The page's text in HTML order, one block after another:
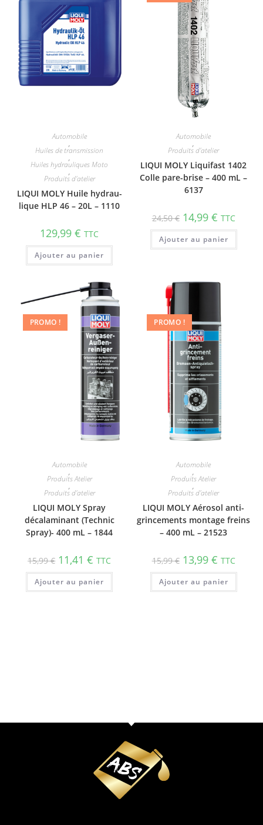
Automobile
,
Huiles de transmission
,
Huiles hydrauliques Moto
,
Produits d'atelier
LIQUI MOLY Huile hydrau­
lique HLP 46 – 20L – 1110
129,99€ TTC
Ajouter au panier
Automobile
,
Produits d'atelier
LIQUI MOLY Liquifast 1402
Colle pare-brise – 400 mL –
6137
24,50€ 14,99 € TTC
Ajouter au panier
PROMO !
Automobile
,
Produits Atelier
,
Produits d'atelier
LIQUI MOLY Spray
décalaminant (Technic
Spray)- 400 mL – 1844
15,99€ 11,41€ TTC
Ajouter au panier
PROMO !
Automobile
,
Produits Atelier
,
Produits d'atelier
LIQUI MOLY Aérosol anti-​
grin­ce­ments montage freins
– 400 mL – 21523
15,99€ 13,99 € TTC
Ajouter au panier